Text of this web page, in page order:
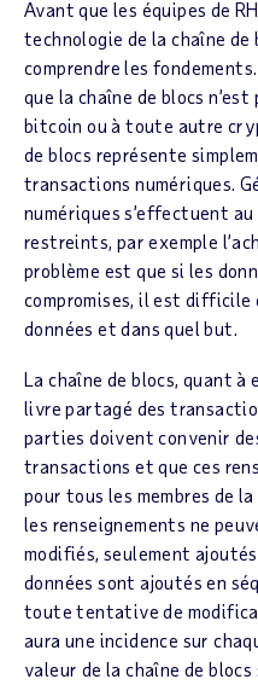
Avant que les équipes de
technologie de la chaîne de
comprendre les
que la chaîne de blocs
bitcoin ou à toute autre
de blocs représente
transactions numériques.
numériques s’effectuent
restreints, par exemple
problème est que si les
compromises, il est difficile
données et dans quel but.
La chaîne de blocs, quant
livre partagé des
parties doivent convenir
transactions et que ces
pour tous les membres de
les renseignements ne
modifiés, seulement
données sont ajoutés en
toute tentative de
aura une incidence sur
valeur de la chaîne de